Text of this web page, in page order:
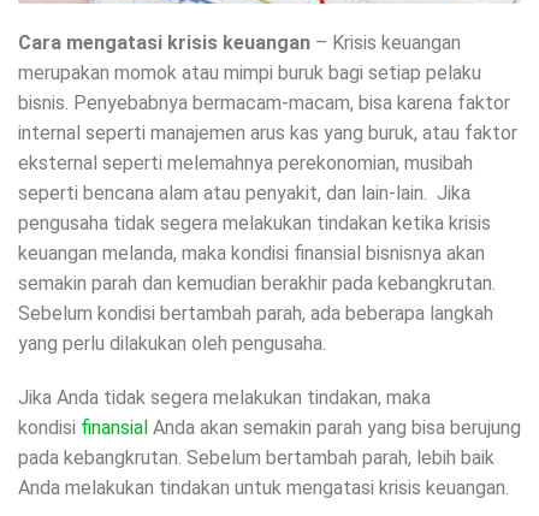
Cara mengatasi krisis keuangan – Krisis keuangan
merupakan momok atau mimpi buruk bagi setiap pelaku
bisnis. Penyebabnya bermacam-macam, bisa karena faktor
internal seperti manajemen arus kas yang buruk, atau faktor
eksternal seperti melemahnya perekonomian, musibah
seperti bencana alam atau penyakit, dan lain-lain. Jika
pengusaha tidak segera melakukan tindakan ketika krisis
keuangan melanda, maka kondisi finansial bisnisnya akan
semakin parah dan kemudian berakhir pada kebangkrutan.
Sebelum kondisi bertambah parah, ada beberapa langkah
yang perlu dilakukan oleh pengusaha.
Jika Anda tidak segera melakukan tindakan, maka
kondisi finansial Anda akan semakin parah yang bisa berujung
pada kebangkrutan. Sebelum bertambah parah, lebih baik
Anda melakukan tindakan untuk mengatasi krisis keuangan.